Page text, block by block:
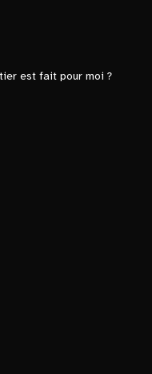
est fait pour moi ?